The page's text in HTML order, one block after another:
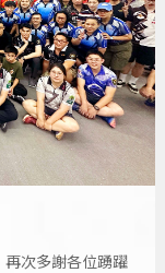
再次多謝各位踴躍